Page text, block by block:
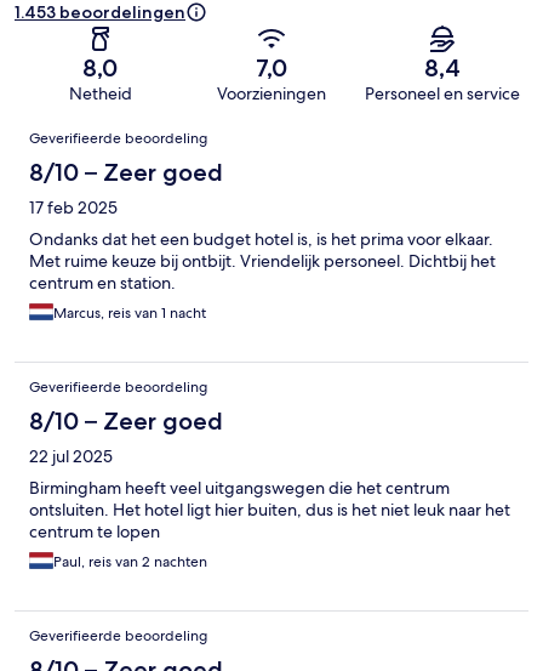
1.453 beoordelingen
8,0
Netheid
7,0
Voorzieningen
8,4
Personeel en service
Beoordelingen
Geverifieerde beoordeling
8/10 – Zeer goed
17 feb 2025
Ondanks dat het een budget hotel is, is het prima voor elkaar.
Met ruime keuze bij ontbijt. Vriendelijk personeel. Dichtbij het
centrum en station.
Marcus, reis van 1 nacht
Geverifieerde beoordeling
8/10 – Zeer goed
22 jul 2025
Birmingham heeft veel uitgangswegen die het centrum
ontsluiten. Het hotel ligt hier buiten, dus is het niet leuk naar het
centrum te lopen
Paul, reis van 2 nachten
Geverifieerde beoordeling